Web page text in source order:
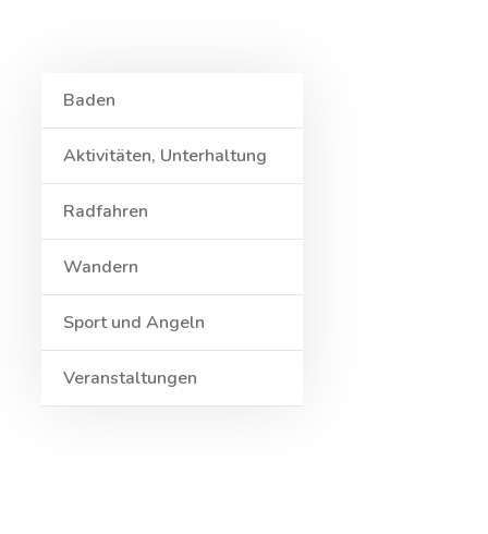
Baden
Aktivitäten, Unterhaltung
Radfahren
Wandern
Sport und Angeln
Veranstaltungen